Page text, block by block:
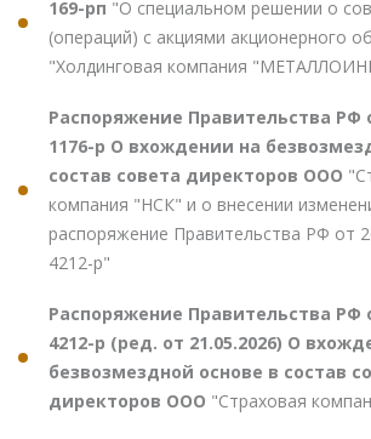
169-рп "О специальном решении о
(операций) с акциями акционерного
"Холдинговая компания
Распоряжение Правительства РФ
1176-р О вхождении на
состав совета директоров ООО
компания "НСК" и о внесении
распоряжение Правительства РФ от
4212-р"
Распоряжение Правительства РФ
4212-р (ред. от 21.05.2026) О
безвозмездной основе в состав
директоров ООО "Страховая